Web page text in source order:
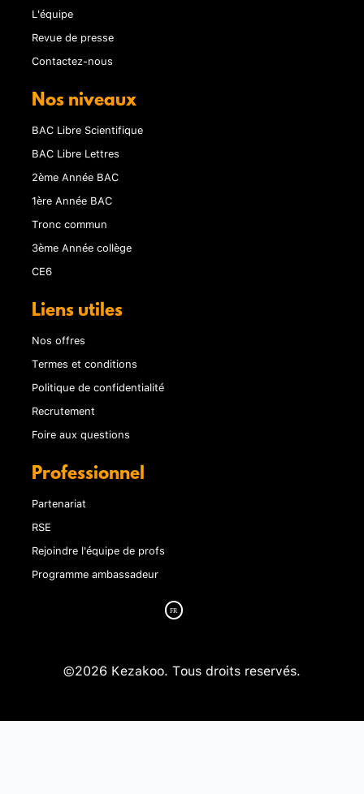
L'équipe
Revue de presse
Contactez-nous
Nos niveaux
BAC Libre Scientifique
BAC Libre Lettres
2ème Année BAC
1ère Année BAC
Tronc commun
3ème Année collège
CE6
Liens utiles
Nos offres
Termes et conditions
Politique de confidentialité
Recrutement
Foire aux questions
Professionnel
Partenariat
RSE
Rejoindre l'équipe de profs
Programme ambassadeur
©2026 Kezakoo. Tous droits reservés.